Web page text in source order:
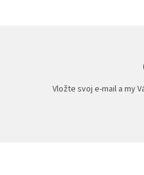
Vložte svoj e-mail a my